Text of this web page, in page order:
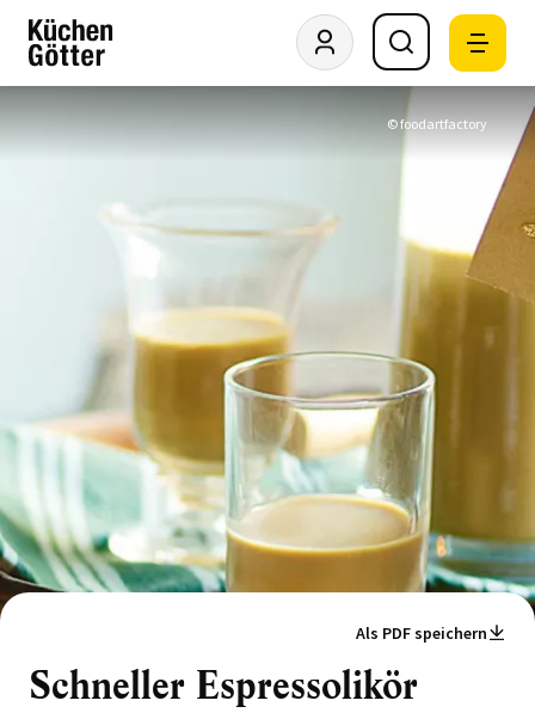
© foodartfactory
Als PDF speichern
Schneller Espressolikör